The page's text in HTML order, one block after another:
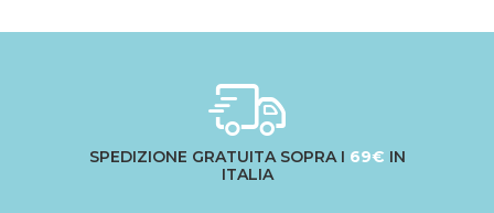
SPEDIZIONE GRATUITA SOPRA I 69€ IN
ITALIA